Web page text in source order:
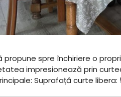
propune spre închiriere o
impresionează prin
​Suprafață curte